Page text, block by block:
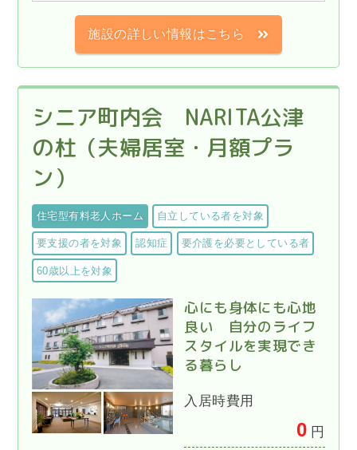
施設の詳しい情報はこちら
シニア町内会 NARITA公津
の杜（夫婦居室・月額プラ
ン）
住宅型有料老人ホーム 自立している者を対象
要支援の者を対象 認知症 要介護を必要としている者
60歳以上を対象
心にも身体にも心地
良い 自分のライフ
スタイルを実現でき
る暮らし
入居時費用
0 円